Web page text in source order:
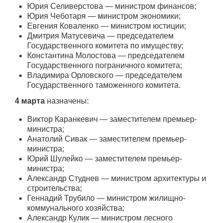
Юрия Селиверстова — министром финансов;
Юрия Чеботаря — министром экономики;
Евгения Коваленко — министром юстиции;
Дмитрия Матусевича — председателем
Государственного комитета по имуществу;
Константина Молостова — председателем
Государственного пограничного комитета;
Владимира Орловского — председателем
Государственного таможенного комитета.
4 марта назначены:
Виктор Каранкевич — заместителем премьер-
министра;
Анатолий Сивак — заместителем премьер-
министра;
Юрий Шулейко — заместителем премьер-
министра;
Александр Студнев — министром архитектуры и
строительства;
Геннадий Трубило — министром жилищно-
коммунального хозяйства;
Александр Кулик — министром лесного